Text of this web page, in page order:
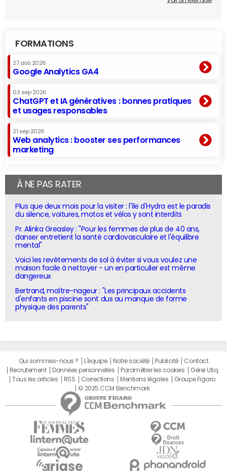
FORMATIONS
27 aoû 2026
Google Analytics GA4
03 sep 2026
ChatGPT et IA génératives : bonnes pratiques
et usages responsables
21 sep 2026
Web analytics : booster ses performances
marketing
À NE PAS RATER
Plus que deux mois pour la visiter : l'île d'Hydra est le paradis
du silence, voitures, motos et vélos y sont interdits
Pr. Alinka Greasley : "Pour les femmes de plus de 40 ans,
danser entretient la santé cardiovasculaire et l'équilibre
mental"
Voici les revêtements de sol à éviter si vous voulez une
maison facile à nettoyer - un en particulier est même
dangereux
Bertrand, maître-nageur : "Les principaux accidents
d'enfants en piscine sont dus au manque de forme
physique des parents"
Qui sommes-nous ? L'équipe Notre société Publicité
Contact
Recrutement
Données personnelles Paramétrer les cookies
Gérer Utiq
Tous les articles
RSS Corrections Mentions légales
Groupe Figaro
© 2025 CCM Benchmark